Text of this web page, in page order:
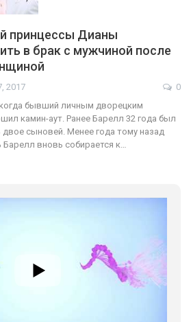
принцессы Дианы
в брак с мужчиной после
2017
0
бывший личным дворецким
камин-аут. Ранее Барелл 32 года был
сыновей. Менее года тому назад
Барелл вновь собирается к…